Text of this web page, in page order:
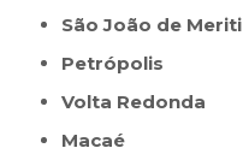
São João de Meriti
Petrópolis
Volta Redonda
Macaé